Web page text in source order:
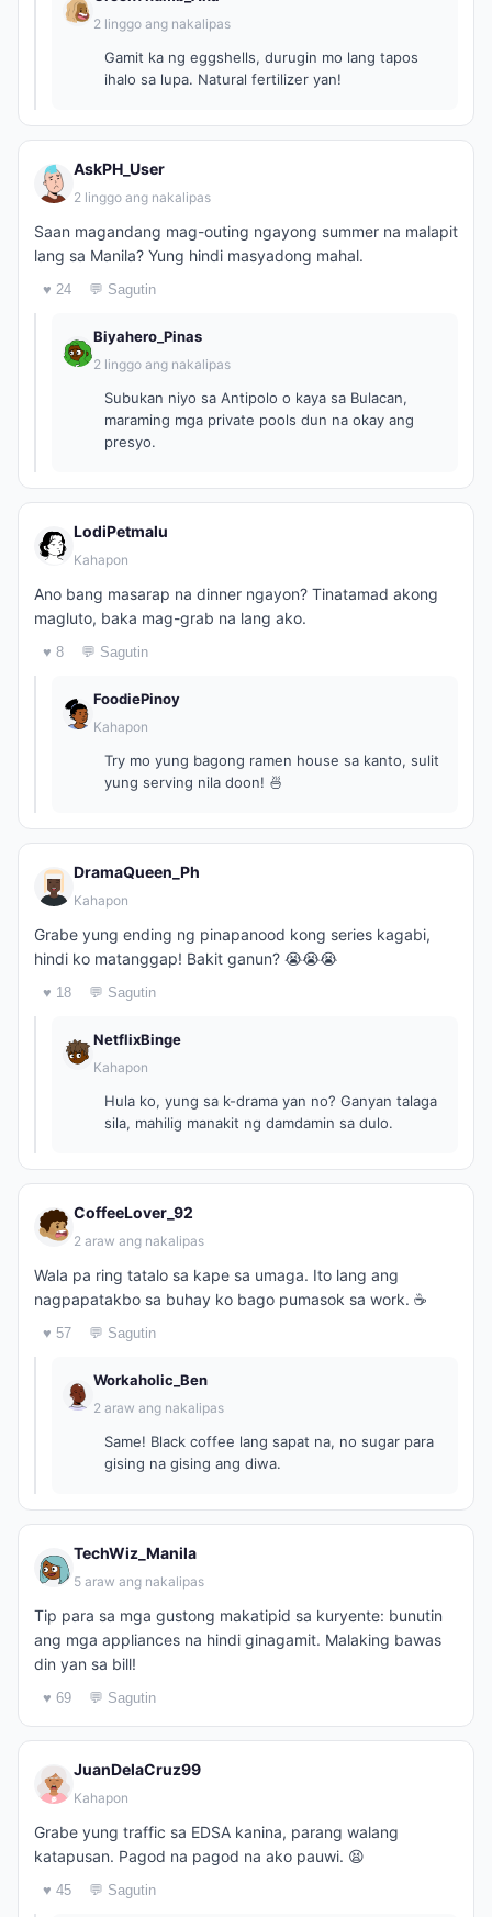
2 linggo ang nakalipas
Gamit ka ng eggshells, durugin mo lang tapos
ihalo sa lupa. Natural fertilizer yan!
AskPH_User
2 linggo ang nakalipas
Saan magandang mag-outing ngayong summer na malapit
lang sa Manila? Yung hindi masyadong mahal.
♥ 24 💬 Sagutin
Biyahero_Pinas
2 linggo ang nakalipas
Subukan niyo sa Antipolo o kaya sa Bulacan,
maraming mga private pools dun na okay ang
presyo.
LodiPetmalu
Kahapon
Ano bang masarap na dinner ngayon? Tinatamad akong
magluto, baka mag-grab na lang ako.
♥ 8 💬 Sagutin
FoodiePinoy
Kahapon
Try mo yung bagong ramen house sa kanto, sulit
yung serving nila doon! 🍜
DramaQueen_Ph
Kahapon
Grabe yung ending ng pinapanood kong series kagabi,
hindi ko matanggap! Bakit ganun? 😭😭😭
♥ 18 💬 Sagutin
NetflixBinge
Kahapon
Hula ko, yung sa k-drama yan no? Ganyan talaga
sila, mahilig manakit ng damdamin sa dulo.
CoffeeLover_92
2 araw ang nakalipas
Wala pa ring tatalo sa kape sa umaga. Ito lang ang
nagpapatakbo sa buhay ko bago pumasok sa work. ☕
♥ 57 💬 Sagutin
Workaholic_Ben
2 araw ang nakalipas
Same! Black coffee lang sapat na, no sugar para
gising na gising ang diwa.
TechWiz_Manila
5 araw ang nakalipas
Tip para sa mga gustong makatipid sa kuryente: bunutin
ang mga appliances na hindi ginagamit. Malaking bawas
din yan sa bill!
♥ 69 💬 Sagutin
JuanDelaCruz99
Kahapon
Grabe yung traffic sa EDSA kanina, parang walang
katapusan. Pagod na pagod na ako pauwi. 😫
♥ 45 💬 Sagutin